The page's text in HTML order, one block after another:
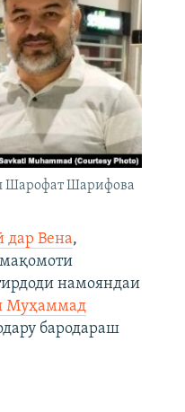
Шарофат Шарифова
дар Вена,
намояндаи
Муҳаммад
бародараш